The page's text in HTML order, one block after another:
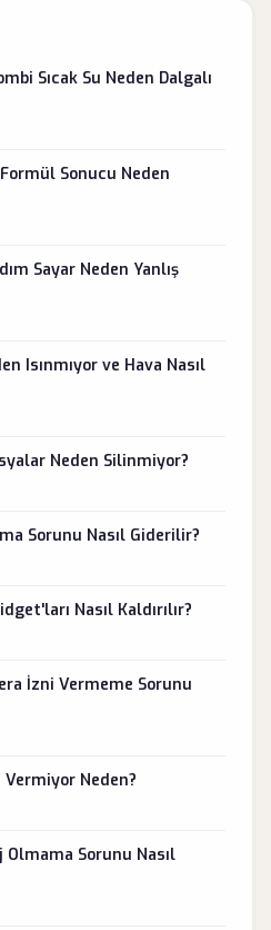
Sıcak Su Neden Dalgalı
Sonucu Neden
Sayar Neden Yanlış
Isınmıyor ve Hava Nasıl
Neden Silinmiyor?
Sorunu Nasıl Giderilir?
Nasıl Kaldırılır?
İzni Vermeme Sorunu
Neden?
Olmama Sorunu Nasıl